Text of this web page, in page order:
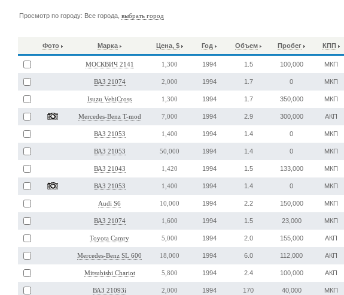
Просмотр по городу: Все города,выбрать город
Фото Марка Цена, $ Год Объем Пробег КПП
МОСКВИЧ 2141 1,300 1994 1.5 100,000 МКП
ВАЗ 21074 2,000 1994 1.7 0 МКП
Isuzu VehiCross 1,300 1994 1.7 350,000 МКП
Mercedes-Benz T-mod 7,000 1994 2.9 300,000 АКП
ВАЗ 21053 1,400 1994 1.4 0 МКП
ВАЗ 21053 50,000 1994 1.4 0 МКП
ВАЗ 21043 1,420 1994 1.5 133,000 МКП
ВАЗ 21053 1,400 1994 1.4 0 МКП
Audi S6 10,000 1994 2.2 150,000 МКП
ВАЗ 21074 1,600 1994 1.5 23,000 МКП
Toyota Camry 5,000 1994 2.0 155,000 АКП
Mercedes-Benz SL 600 18,000 1994 6.0 112,000 АКП
Mitsubishi Chariot 5,800 1994 2.4 100,000 АКП
ВАЗ 21093i 2,000 1994 170 40,000 МКП